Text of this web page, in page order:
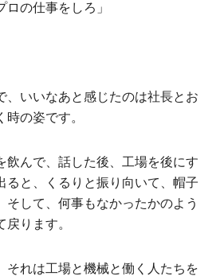
ロの仕事をしろ」
、いいなあと感じたのは社長とお
の姿です。
飲んで、話した後、工場を後にす
ると、くるりと振り向いて、帽子
そして、何事もなかったかのよう
ります。
それは工場と機械と働く人たちを